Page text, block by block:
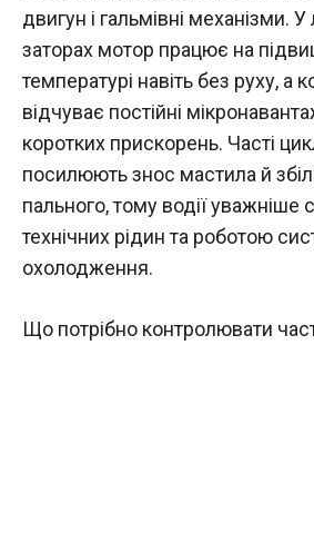
двигун і гальмівні механізми. У
заторах мотор працює на
температурі навіть без руху, а
відчуває постійні
коротких прискорень. Часті
посилюють знос мастила й
пального, тому водії уважніше
технічних рідин та роботою
охолодження.
Що потрібно контролювати